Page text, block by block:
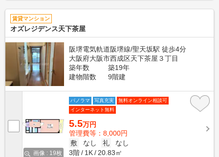
賃貸マンション
オズレジデンス天下茶屋
阪堺電気軌道阪堺線/聖天坂駅 徒歩4分
大阪府大阪市西成区天下茶屋３丁目
築年数
築19年
建物階数
9階建
画像 : 19枚
パノラマ 写真充実
無料オンライン相談可
インターネット無料
5.5万円
管理費等：8,000円
敷
なし 礼
なし
3階
1K 20.83㎡